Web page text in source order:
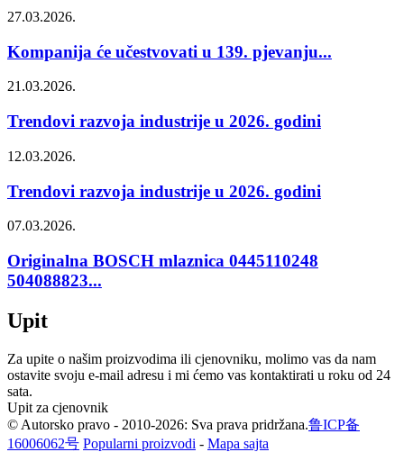
27.03.2026.
Kompanija će učestvovati u 139. pjevanju...
21.03.2026.
Trendovi razvoja industrije u 2026. godini
12.03.2026.
Trendovi razvoja industrije u 2026. godini
07.03.2026.
Originalna BOSCH mlaznica 0445110248
504088823...
Upit
Za upite o našim proizvodima ili cjenovniku, molimo vas da nam
ostavite svoju e-mail adresu i mi ćemo vas kontaktirati u roku od 24
sata.
Upit za cjenovnik
© Autorsko pravo - 2010-2026: Sva prava pridržana.鲁ICP备
16006062号 Popularni proizvodi - Mapa sajta